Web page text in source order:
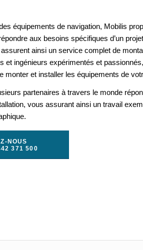
équipements de navigation, Mobilis
aux besoins spécifiques d’un
ainsi un service complet de
et ingénieurs expérimentés et
monter et installer les équipements de
partenaires à travers le monde
vous assurant ainsi un travail
NOUS
371 500